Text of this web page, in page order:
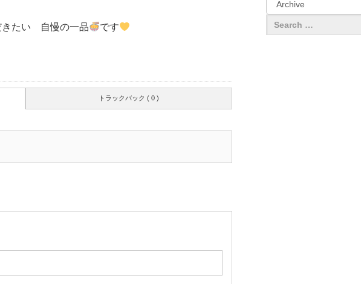
きたい 自慢の一品 です
トラックバック ( 0 )